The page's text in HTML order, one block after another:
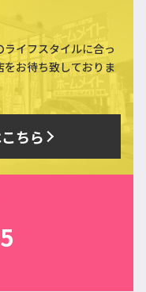
イフスタイルに合っ
お待ち致しておりま
ちら